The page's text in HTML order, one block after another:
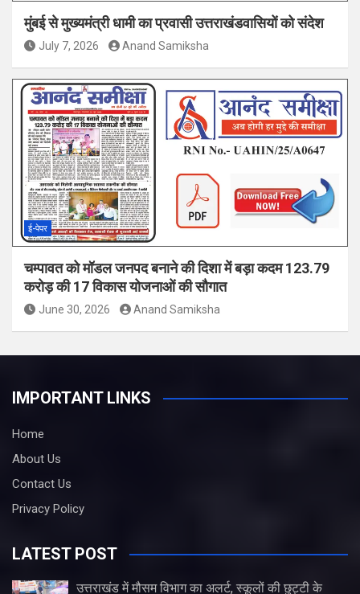
मुंबई से मुख्यमंत्री धामी का प्रवासी उत्तराखंडवासियों को संदेश
July 7, 2026 Anand Samiksha
ई-पेपर
चम्पावत को मॉडल जनपद बनाने की दिशा में बड़ा कदम 123.79
करोड़ की 17 विकास योजनाओं की सौगात
June 30, 2026 Anand Samiksha
IMPORTANT LINKS
Home
About Us
Contact Us
Privacy Policy
LATEST POST
उत्तराखंड में मौसम विभाग का अलर्ट, स्कूलों की छुट्टी के